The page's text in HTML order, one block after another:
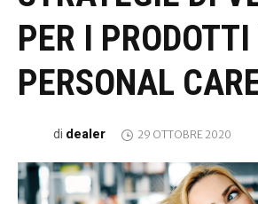
PER I PRODOTTI
PERSONAL
di dealer 29 OTTOBRE 2020